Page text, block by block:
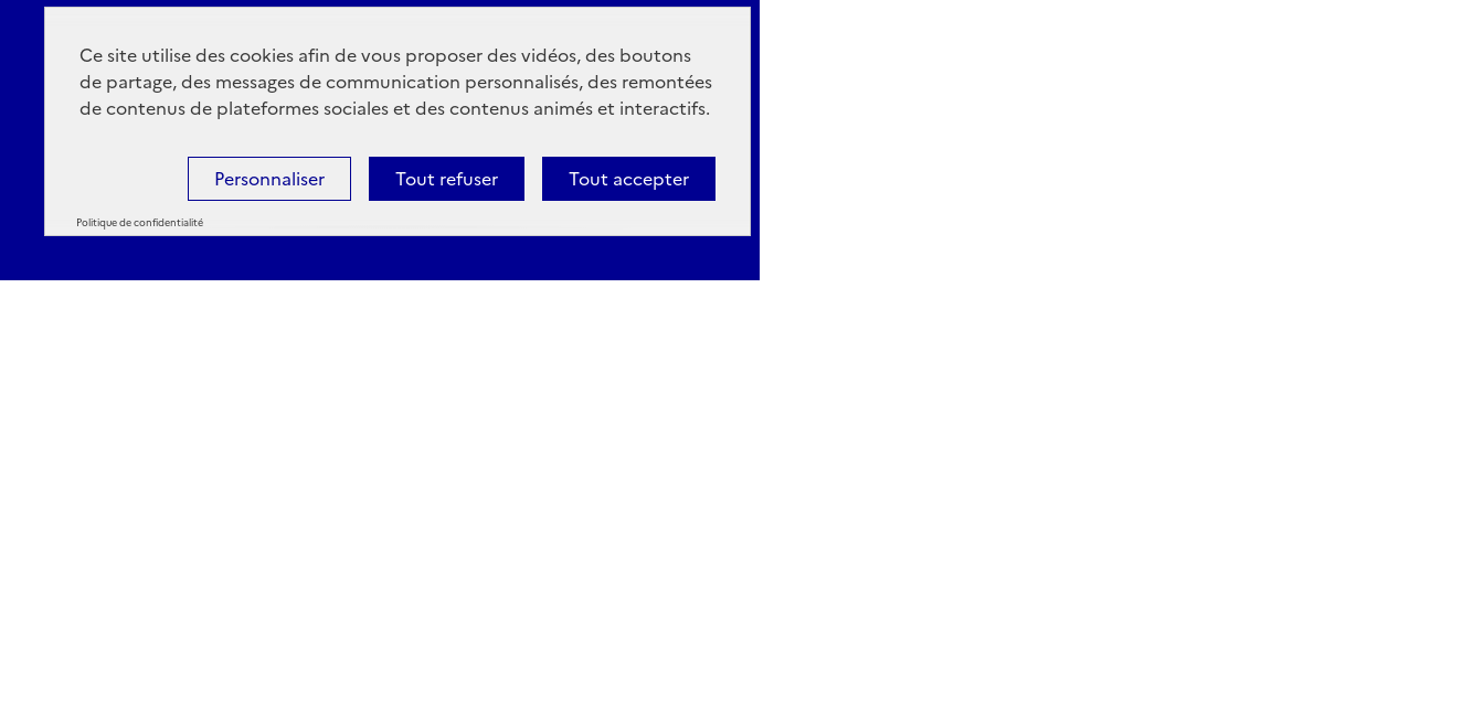
Ce site utilise des cookies afin de vous proposer des vidéos, des boutons
de partage, des messages de communication personnalisés, des remontées
de contenus de plateformes sociales et des contenus animés et interactifs.
Tout accepter
Tout refuser
Personnaliser
Politique de confidentialité